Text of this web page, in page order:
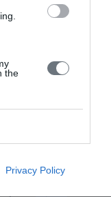
the
Privacy Policy
-
1913 -
(1815